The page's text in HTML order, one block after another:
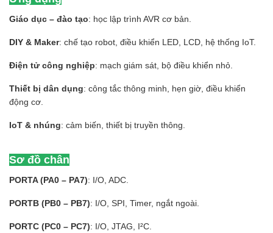
Giáo dục – đào tạo: học lập trình AVR cơ bản.
DIY & Maker: chế tạo robot, điều khiển LED, LCD, hệ thống IoT.
Điện tử công nghiệp: mạch giám sát, bộ điều khiển nhỏ.
Thiết bị dân dụng: công tắc thông minh, hẹn giờ, điều khiển
động cơ.
IoT & nhúng: cảm biến, thiết bị truyền thông.
Sơ đồ chân
PORTA (PA0 – PA7): I/O, ADC.
PORTB (PB0 – PB7): I/O, SPI, Timer, ngắt ngoài.
PORTC (PC0 – PC7): I/O, JTAG, I²C.